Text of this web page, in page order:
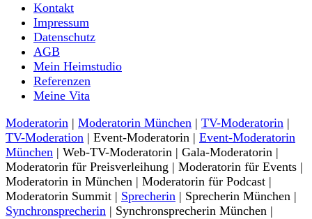
Nina-Carissima Schönrock
Moderatorin und Sprecherin
Kontakt
Impressum
Datenschutz
AGB
Mein Heimstudio
Referenzen
Meine Vita
Moderatorin | Moderatorin München | TV-Moderatorin |
TV-Moderation | Event-Moderatorin | Event-Moderatorin
München | Web-TV-Moderatorin | Gala-Moderatorin |
Moderatorin für Preisverleihung | Moderatorin für Events |
Moderatorin in München | Moderatorin für Podcast |
Moderatorin Summit | Sprecherin | Sprecherin München |
Synchronsprecherin | Synchronsprecherin München |